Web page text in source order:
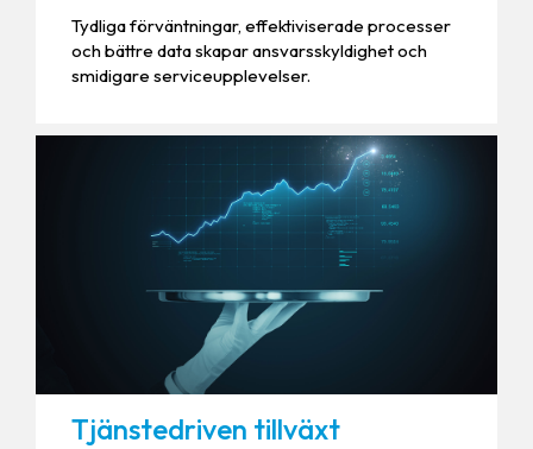
Tydliga förväntningar, effektiviserade processer
och bättre data skapar ansvarsskyldighet och
smidigare serviceupplevelser.
Tjänstedriven tillväxt